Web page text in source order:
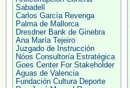
Sabadell
Carlos García Revenga
Palma de Mallorca
Dresdner Bank de Ginebra
Ana María Tejeiro
Juzgado de Instrucción
Nóos Consultoría Estratégica
Goes Center For Stakeholder
Aguas de Valencia
Fundación Cultura Deporte